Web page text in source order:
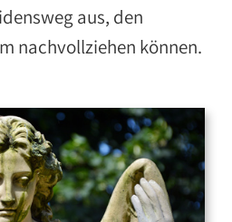
aus, den
nachvollziehen können.